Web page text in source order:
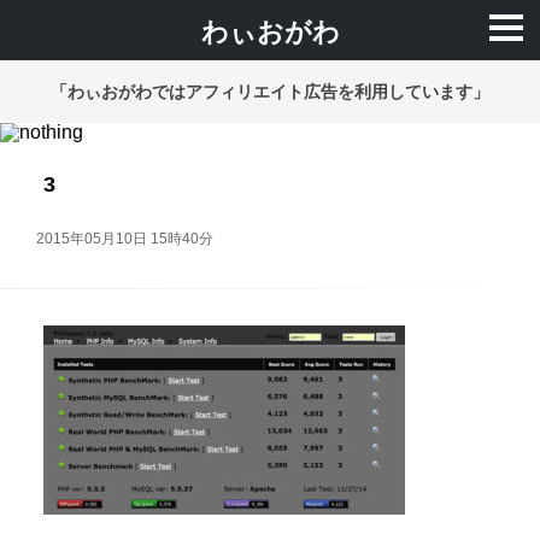
わぃおがわ
「わぃおがわではアフィリエイト広告を利用しています」
3
2015年05月10日 15時40分